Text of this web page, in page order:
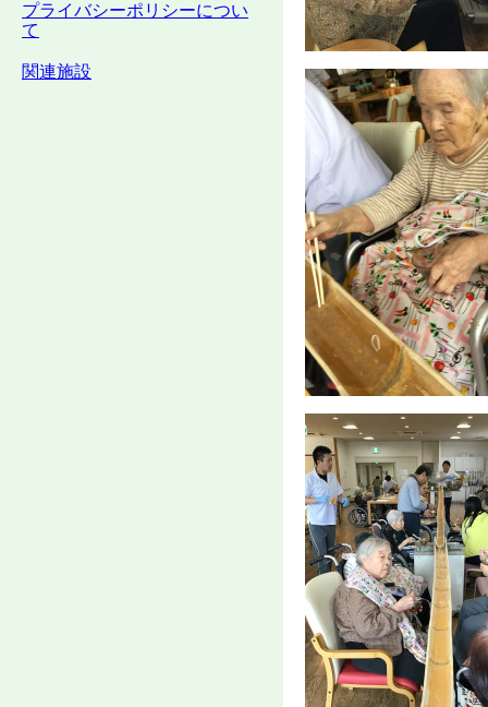
プライバシーポリシーについ
て
関連施設